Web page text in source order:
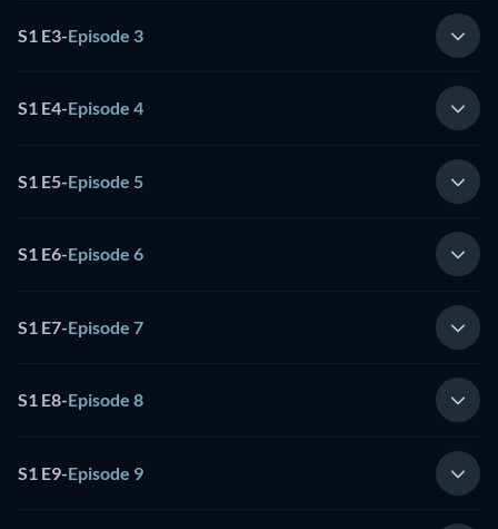
S1 E3-Episode 3
S1 E4-Episode 4
S1 E5-Episode 5
S1 E6-Episode 6
S1 E7-Episode 7
S1 E8-Episode 8
S1 E9-Episode 9